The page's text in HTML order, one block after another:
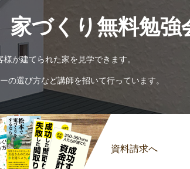
づくり無料勉強
が建てられた家を見学できます。
の選び方など講師を招いて行っています。
資料請求へ